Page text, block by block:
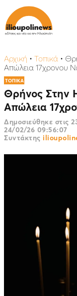
Αρχική • Τοπικά •
Απώλεια 17χρονου
ΤΟΠΙΚΑ
Θρήνος Στην
Απώλεια
Δημοσιεύθηκε στις
24/02/26 09:56:07
Συντάκτης